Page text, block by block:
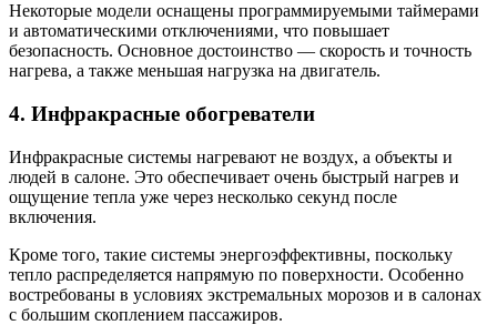
Некоторые модели оснащены программируемыми таймерами
и автоматическими отключениями, что повышает
безопасность. Основное достоинство — скорость и точность
нагрева, а также меньшая нагрузка на двигатель.
4. Инфракрасные обогреватели
Инфракрасные системы нагревают не воздух, а объекты и
людей в салоне. Это обеспечивает очень быстрый нагрев и
ощущение тепла уже через несколько секунд после
включения.
Кроме того, такие системы энергоэффективны, поскольку
тепло распределяется напрямую по поверхности. Особенно
востребованы в условиях экстремальных морозов и в салонах
с большим скоплением пассажиров.